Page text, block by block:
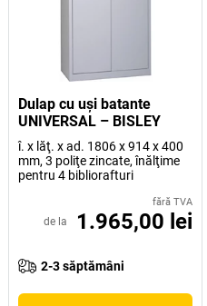
Dulap cu uşi batante
UNIVERSAL – BISLEY
î. x lăţ. x ad. 1806 x 914 x 400
mm, 3 poliţe zincate, înălţime
pentru 4 bibliorafturi
fără TVA
de la 1.965,00 lei
2-3 săptămâni